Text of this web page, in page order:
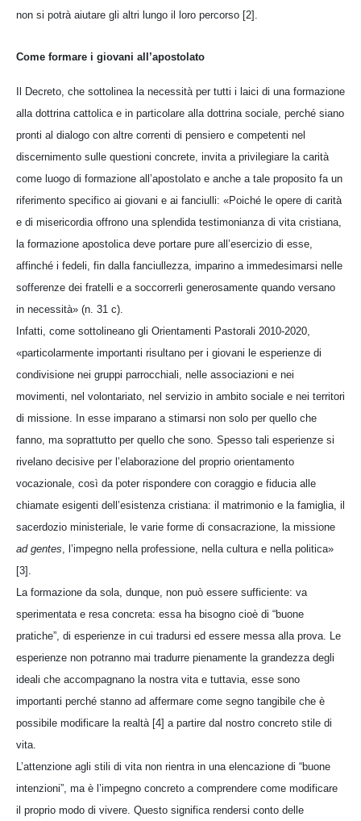
non si potrà aiutare gli altri lungo il loro percorso [2].
Come formare i giovani all’apostolato
Il Decreto, che sottolinea la necessità per tutti i laici di una formazione
alla dottrina cattolica e in particolare alla dottrina sociale, perché siano
pronti al dialogo con altre correnti di pensiero e competenti nel
discernimento sulle questioni concrete, invita a privilegiare la carità
come luogo di formazione all’apostolato e anche a tale proposito fa un
riferimento specifico ai giovani e ai fanciulli: «Poiché le opere di carità
e di misericordia offrono una splendida testimonianza di vita cristiana,
la formazione apostolica deve portare pure all’esercizio di esse,
affinché i fedeli, fin dalla fanciullezza, imparino a immedesimarsi nelle
sofferenze dei fratelli e a soccorrerli generosamente quando versano
in necessità» (n. 31 c).
Infatti, come sottolineano gli Orientamenti Pastorali 2010-2020,
«particolarmente importanti risultano per i giovani le esperienze di
condivisione nei gruppi parrocchiali, nelle associazioni e nei
movimenti, nel volontariato, nel servizio in ambito sociale e nei territori
di missione. In esse imparano a stimarsi non solo per quello che
fanno, ma soprattutto per quello che sono. Spesso tali esperienze si
rivelano decisive per l’elaborazione del proprio orientamento
vocazionale, così da poter rispondere con coraggio e fiducia alle
chiamate esigenti dell’esistenza cristiana: il matrimonio e la famiglia, il
sacerdozio ministeriale, le varie forme di consacrazione, la missione
ad gentes , l’impegno nella professione, nella cultura e nella politica»
[3].
La formazione da sola, dunque, non può essere sufficiente: va
sperimentata e resa concreta: essa ha bisogno cioè di “buone
pratiche”, di esperienze in cui tradursi ed essere messa alla prova. Le
esperienze non potranno mai tradurre pienamente la grandezza degli
ideali che accompagnano la nostra vita e tuttavia, esse sono
importanti perché stanno ad affermare come segno tangibile che è
possibile modificare la realtà [4] a partire dal nostro concreto stile di
vita.
L’attenzione agli stili di vita non rientra in una elencazione di “buone
intenzioni”, ma è l’impegno concreto a comprendere come modificare
il proprio modo di vivere. Questo significa rendersi conto delle